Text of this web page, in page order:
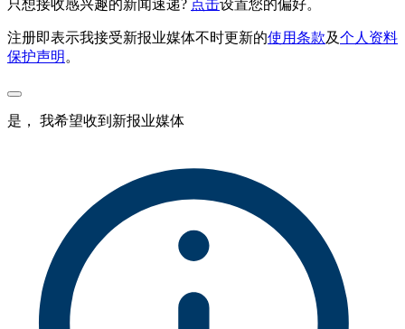
只想接收感兴趣的新闻速递? 点击设置您的偏好。
注册即表示我接受新报业媒体不时更新的使用条款及个人资料
保护声明 。
是， 我希望收到新报业媒体